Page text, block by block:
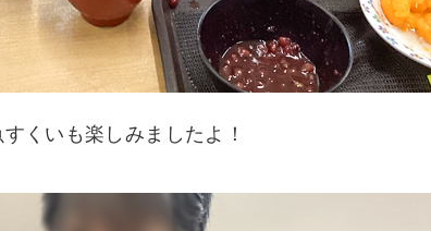
くいも楽しみましたよ！